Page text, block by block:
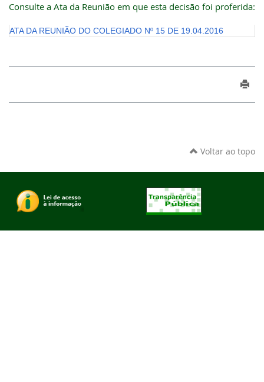
Consulte a Ata da Reunião em que esta decisão foi proferida:
ATA DA REUNIÃO DO COLEGIADO Nº 15 DE 19.04.2016
Voltar ao topo